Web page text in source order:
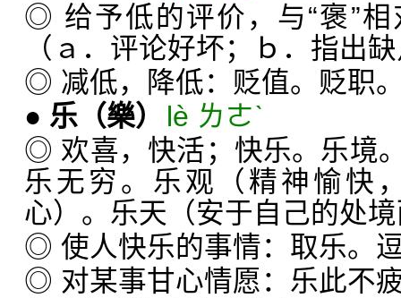
◎ 给予低的评价，与“褒”
（ａ．评论好坏；ｂ．指出
◎ 减低，降低：贬值。贬职
● 乐 （樂）
lè ㄌㄜˋ
◎ 欢喜，快活；快乐。乐境
乐无穷。乐观（精神愉快
心）。乐天（安于自己的处
◎ 使人快乐的事情：取乐。
◎ 对某事甘心情愿：乐此不